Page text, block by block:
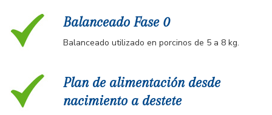
Balanceado Fase 0
Balanceado utilizado en porcinos de 5 a 8 kg.
Plan de alimentación desde
nacimiento a destete